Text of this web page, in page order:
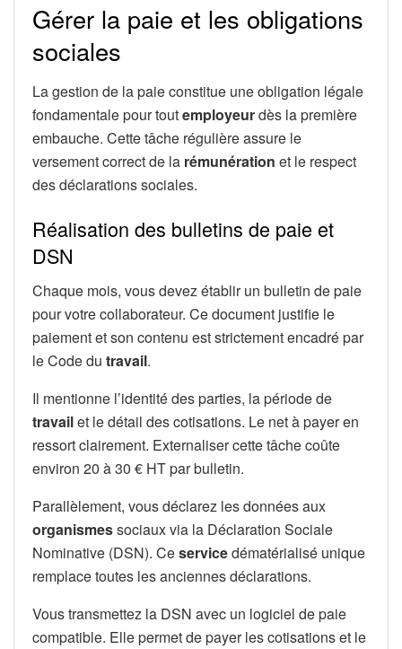
Gérer la paie et les obligations
sociales
La gestion de la paie constitue une obligation légale
fondamentale pour toutemployeurdès la première
embauche. Cette tâche régulière assure le
versement correct de la rémunération et le respect
des déclarations sociales.
Réalisation des bulletins de paie et
DSN
Chaque mois, vous devez établir un bulletin de paie
pour votre collaborateur. Ce document justifie le
paiement et son contenu est strictement encadré par
le Code du travail.
Il mentionne l’identité des parties, la période de
travailet le détail des cotisations. Le net à payer en
ressort clairement. Externaliser cette tâche coûte
environ 20 à 30 € HT par bulletin.
Parallèlement, vous déclarez les données aux
organismessociaux via la Déclaration Sociale
Nominative (DSN). Ceservicedématérialisé unique
remplace toutes les anciennes déclarations.
Vous transmettez la DSN avec un logiciel de paie
compatible. Elle permet de payer les cotisations et le